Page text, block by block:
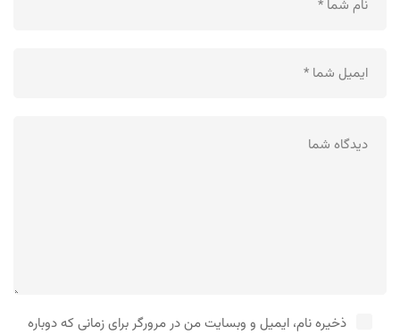
ذخیره نام، ایمیل و وبسایت من در مرورگر برای زمانی که دوباره